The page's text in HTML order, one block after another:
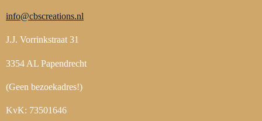
info@cbscreations.nl
J.J. Vorrinkstraat 31
3354 AL Papendrecht
(Geen bezoekadres!)
KvK: 73501646